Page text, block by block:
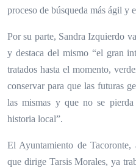
proceso de búsqueda más ágil y
Por su parte, Sandra Izquierdo
y destaca del mismo “el gran
tratados hasta el momento,
conservar para que las futuras
las mismas y que no se
historia local”.
El Ayuntamiento de
que dirige Tarsis Morales, ya